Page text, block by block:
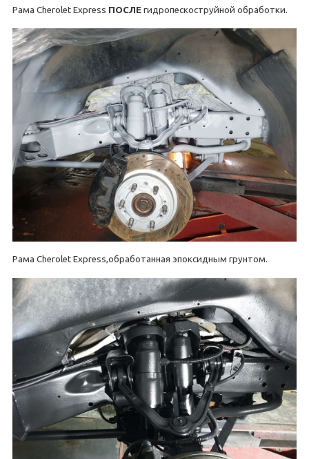
Рама Cherolet Express ПОСЛЕ гидропескоструйной обработки.
Рама Cherolet Express,обработанная эпоксидным грунтом.